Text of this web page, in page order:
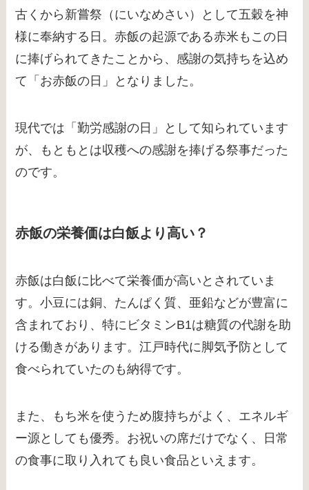
古くから新嘗祭（にいなめさい）として五穀を神
様に奉納する日。赤飯の起源である赤米もこの日
に捧げられてきたことから、感謝の気持ちを込め
て「お赤飯の日」となりました。
現代では「勤労感謝の日」として知られています
が、もともとは収穫への感謝を捧げる祭事だった
のです。
赤飯の栄養価は白飯より高い？
赤飯は白飯に比べて栄養価が高いとされていま
す。小豆には銅、たんぱく質、亜鉛などが豊富に
含まれており、特にビタミンB1は糖質の代謝を助
ける働きがあります。江戸時代に脚気予防として
食べられていたのも納得です。
また、もち米を使うため腹持ちがよく、エネルギ
ー源としても優秀。お祝いの席だけでなく、日常
の食事に取り入れても良い食品といえます。